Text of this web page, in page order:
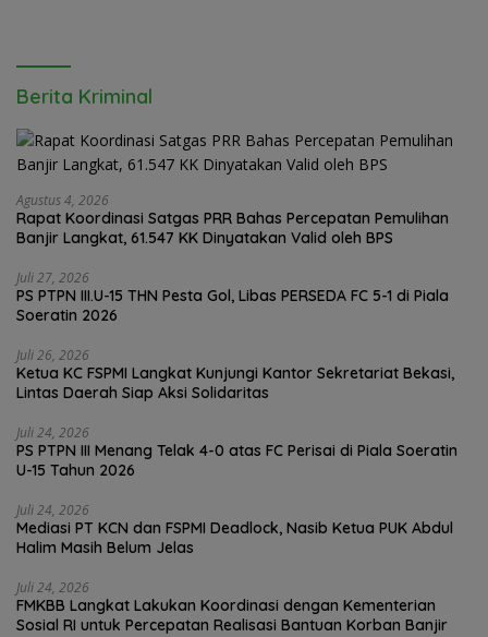
Berita Kriminal
Agustus 4, 2026
Rapat Koordinasi Satgas PRR Bahas Percepatan Pemulihan
Banjir Langkat, 61.547 KK Dinyatakan Valid oleh BPS
Juli 27, 2026
PS PTPN III.U-15 THN Pesta Gol, Libas PERSEDA FC 5-1 di Piala
Soeratin 2026
Juli 26, 2026
Ketua KC FSPMI Langkat Kunjungi Kantor Sekretariat Bekasi,
Lintas Daerah Siap Aksi Solidaritas
Juli 24, 2026
PS PTPN III Menang Telak 4-0 atas FC Perisai di Piala Soeratin
U-15 Tahun 2026
Juli 24, 2026
Mediasi PT KCN dan FSPMI Deadlock, Nasib Ketua PUK Abdul
Juli 24, 2026
FMKBB Langkat Lakukan Koordinasi dengan Kementerian
Sosial RI untuk Percepatan Realisasi Bantuan Korban Banjir